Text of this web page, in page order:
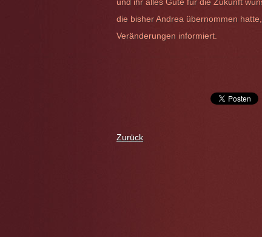
die bisher Andrea übernommen
Veränderungen informiert.
Zurück